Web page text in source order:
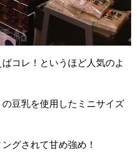
コレ！というほど人気のよ
豆乳を使用したミニサイズ
グされて甘め強め！